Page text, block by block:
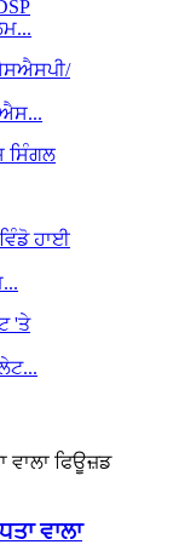
ਵਾਲਾ